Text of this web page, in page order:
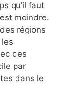
qu’il faut
moindre.
régions
des
par
dans le